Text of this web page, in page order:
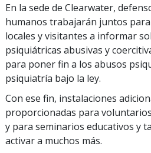
En la sede de Clearwater,
humanos trabajarán juntos
locales y visitantes a informar
psiquiátricas abusivas y
para poner fin a los abusos
psiquiatría bajo la ley.
Con ese fin, instalaciones
proporcionadas para
y para seminarios educativos y
activar a muchos más.